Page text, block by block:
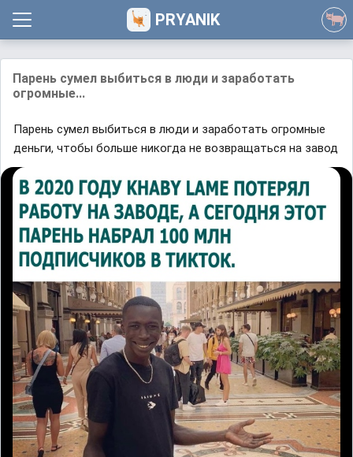
PRYANIK
Парень сумел выбиться в люди и заработать
огромные...
Парень сумел выбиться в люди и заработать огромные
деньги, чтобы больше никогда не возвращаться на завод